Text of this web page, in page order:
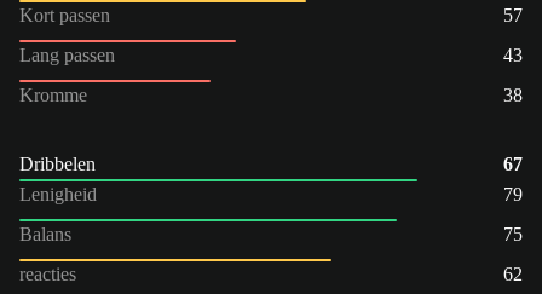
Kort passen
57
Lang passen
43
Kromme
38
Dribbelen
67
Lenigheid
79
Balans
75
reacties
62